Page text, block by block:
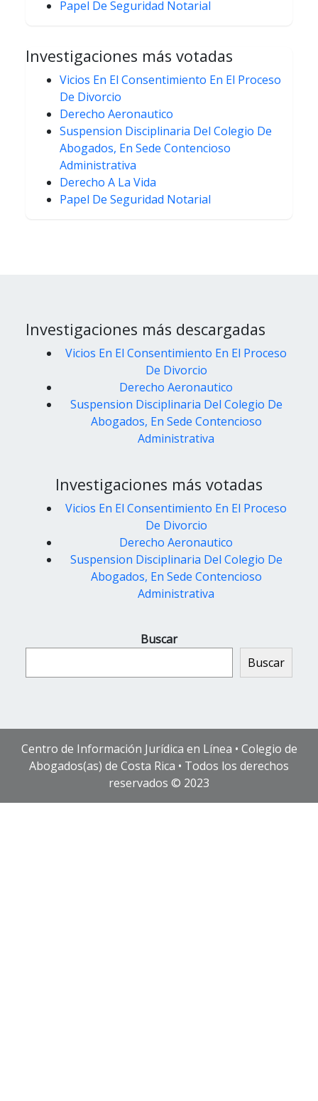
Papel De Seguridad Notarial
Investigaciones más votadas
Vicios En El Consentimiento En El Proceso
De Divorcio
Derecho Aeronautico
Suspension Disciplinaria Del Colegio De
Abogados, En Sede Contencioso
Administrativa
Derecho A La Vida
Papel De Seguridad Notarial
Investigaciones más descargadas
Vicios En El Consentimiento En El Proceso
De Divorcio
Derecho Aeronautico
Suspension Disciplinaria Del Colegio De
Abogados, En Sede Contencioso
Administrativa
Investigaciones más votadas
Vicios En El Consentimiento En El Proceso
De Divorcio
Derecho Aeronautico
Suspension Disciplinaria Del Colegio De
Abogados, En Sede Contencioso
Administrativa
Buscar
Buscar
Centro de Información Jurídica en Línea • Colegio de
Abogados(as) de Costa Rica • Todos los derechos
reservados © 2023